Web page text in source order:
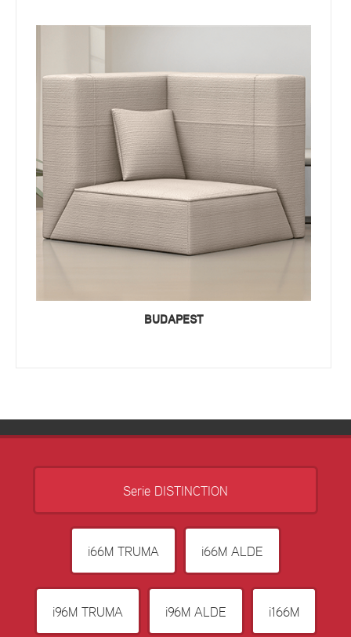
BUDAPEST
Serie DISTINCTION
i66M TRUMA i66M ALDE
i96M TRUMA i96M ALDE i166M